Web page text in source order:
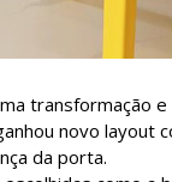
transformação
novo layout
da porta.